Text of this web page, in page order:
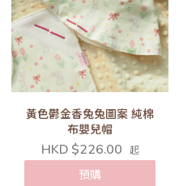
黃色鬱金香兔兔圖案 純棉
布嬰兒帽
HKD $226.00 起
預購